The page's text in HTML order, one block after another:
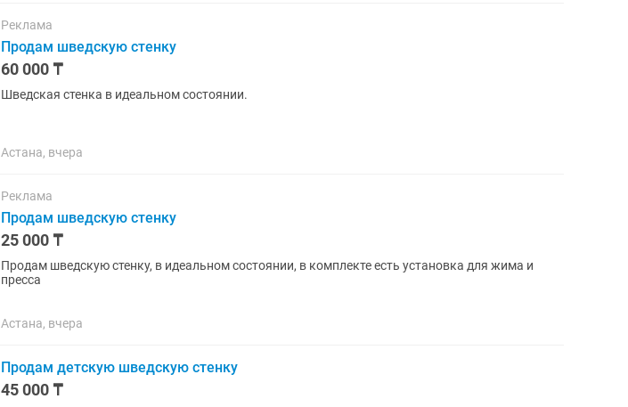
Реклама
Продам шведскую стенку
60 000 ₸
Шведская стенка в идеальном состоянии.
Астана, вчера
Реклама
Продам шведскую стенку
25 000 ₸
Продам шведскую стенку, в идеальном состоянии, в комплекте есть установка для жима и
пресса
Астана, вчера
Продам детскую шведскую стенку
45 000 ₸